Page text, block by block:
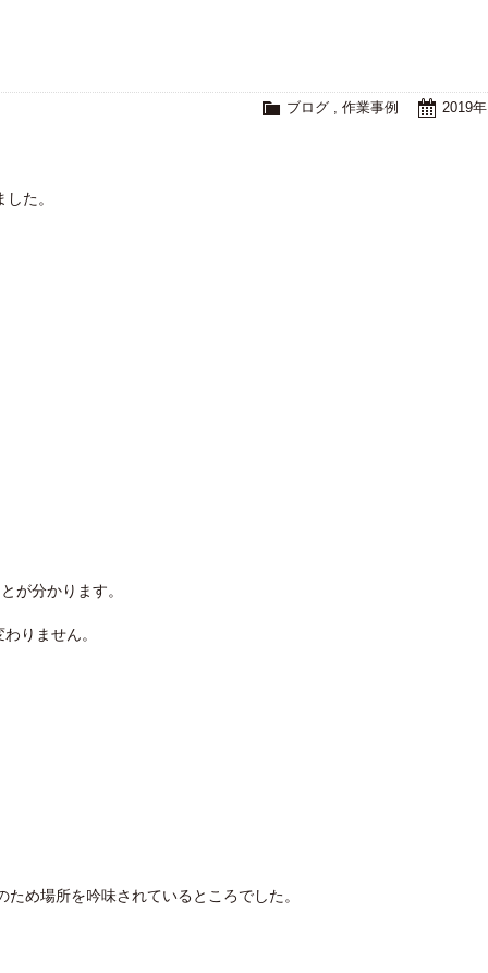
2019
ブログ , 作業事例
た。
が分かります。
りません。
め場所を吟味されているところでした。